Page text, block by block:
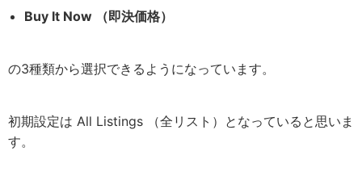
Buy It Now （即決価格）
の3種類から選択できるようになっています。
初期設定は All Listings （全リスト）となっていると思いま
す。